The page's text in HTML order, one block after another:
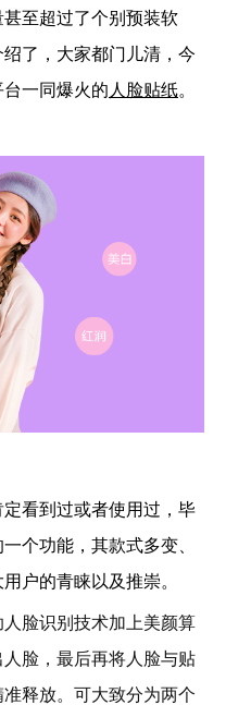
至超过了个别预装软
了，大家都门儿清，今
一同爆火的 人脸贴纸。
看到过或者使用过，毕
个功能，其款式多变、
户的青睐以及推崇。
脸识别技术加上美颜算
脸，最后再将人脸与贴
释放。可大致分为两个